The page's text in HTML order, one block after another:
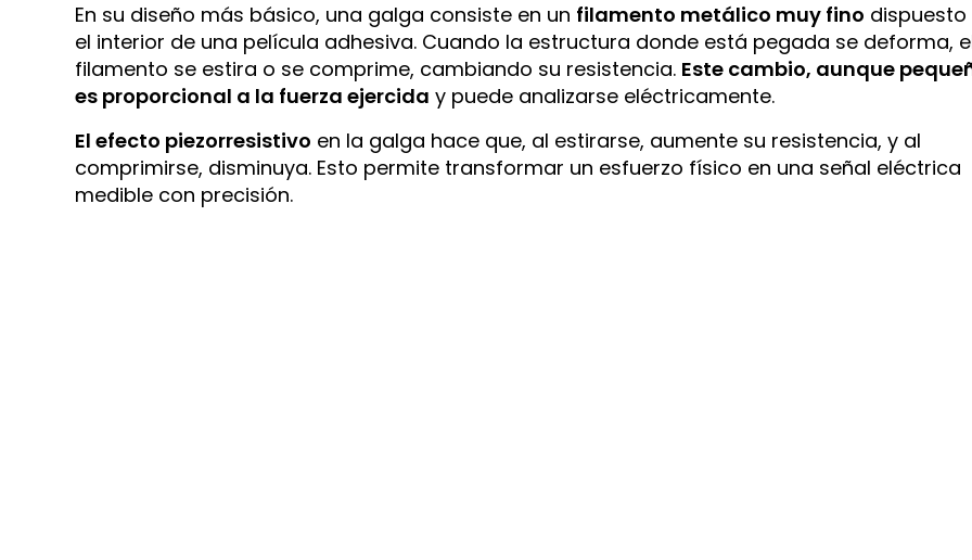
En su diseño más básico, una galga consiste en un filamento metálico muy fino dispuesto
el interior de una película adhesiva. Cuando la estructura donde está pegada se deforma,
filamento se estira o se comprime, cambiando su resistencia. Este cambio, aunque
es proporcional a la fuerza ejercida y puede analizarse eléctricamente.
El efecto piezorresistivo en la galga hace que, al estirarse, aumente su resistencia, y al
comprimirse, disminuya. Esto permite transformar un esfuerzo físico en una señal eléctrica
medible con precisión.